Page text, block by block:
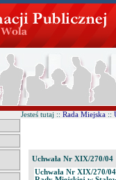
Jesteś tutaj :: Rada Miejska ::
Uchwała Nr XIX/270/04
Uchwała Nr XIX/270/04